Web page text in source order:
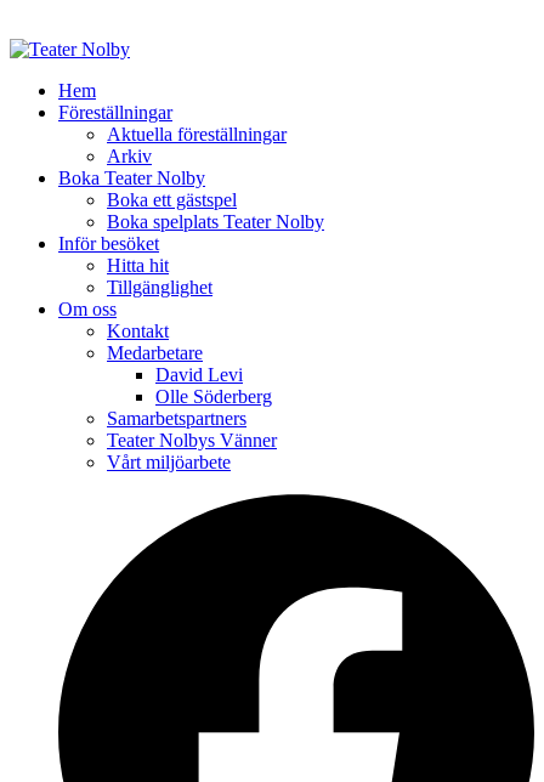
Hem
Föreställningar
Aktuella föreställningar
Arkiv
Boka Teater Nolby
Boka ett gästspel
Boka spelplats Teater Nolby
Inför besöket
Hitta hit
Tillgänglighet
Om oss
Kontakt
Medarbetare
David Levi
Olle Söderberg
Samarbetspartners
Teater Nolbys Vänner
Vårt miljöarbete